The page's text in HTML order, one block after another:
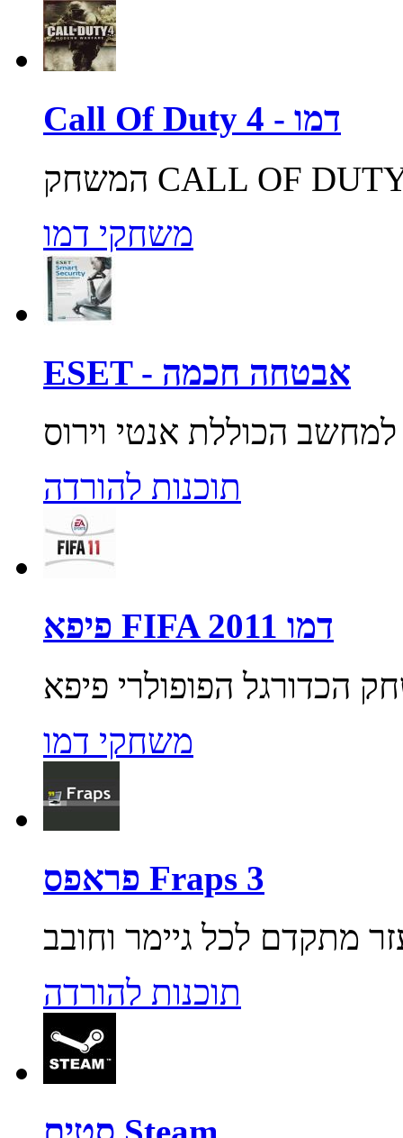
Call Of Duty 4 - דמו
משחקי דמו
ESET - אבטחה חכמה
תוכנות להורדה
פיפא FIFA 2011 דמו
משחקי דמו
פראפס Fraps 3
תוכנות להורדה